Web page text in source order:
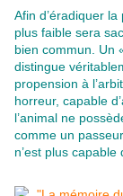
Afin d’éradiquer
plus faible sera
bien commun. Un
distingue
propension à
horreur, capable
l’animal ne
comme un
n’est plus capable